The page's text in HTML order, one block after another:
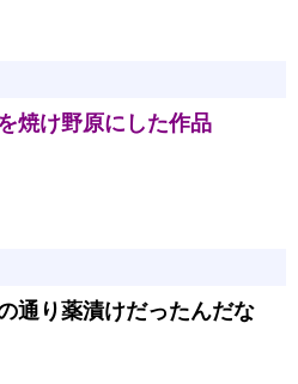
焼け野原にした作品
通り薬漬けだったんだな